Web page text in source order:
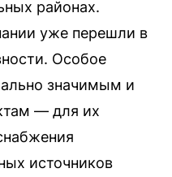
районах.
уже перешли в
Особое
значимым и
— для их
источников